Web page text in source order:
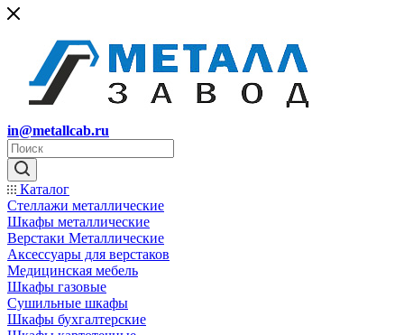
in@metallcab.ru
Каталог
Стеллажи металлические
Шкафы металлические
Верстаки Металлические
Аксессуары для верстаков
Медицинская мебель
Шкафы газовые
Сушильные шкафы
Шкафы бухгалтерские